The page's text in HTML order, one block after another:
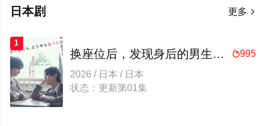
更多 
日本剧
1
995
换座位后，发现身后的男生好像喜欢我
2026 / 日本 / 日本
状态：更新第01集